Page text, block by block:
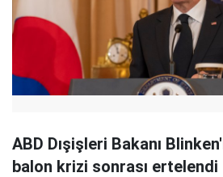
ABD Dışişleri Bakanı
balon krizi sonrası ertelendi